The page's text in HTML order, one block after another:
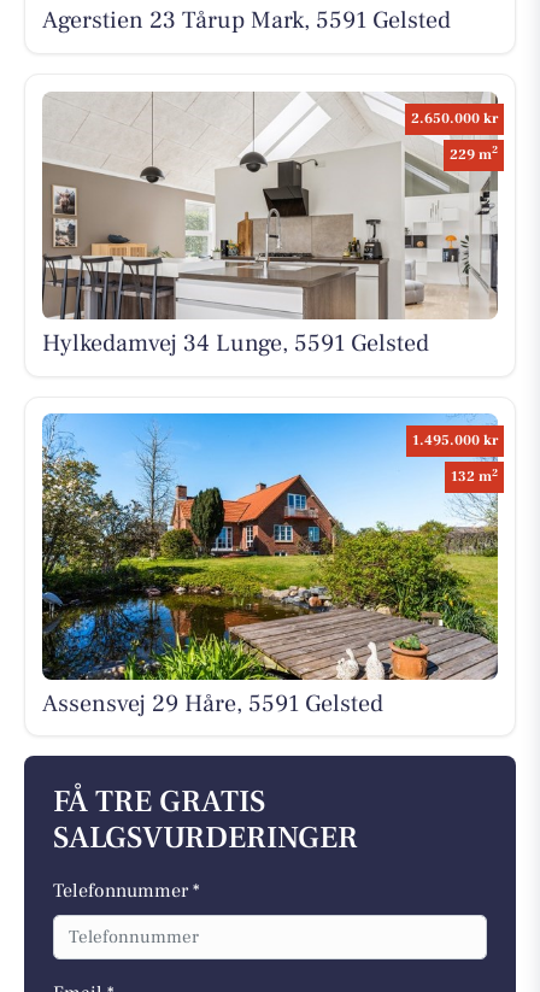
Agerstien 23 Tårup Mark, 5591 Gelsted
2.650.000 kr
229 m2
Hylkedamvej 34 Lunge, 5591 Gelsted
1.495.000 kr
132 m2
Assensvej 29 Håre, 5591 Gelsted
FÅ TRE GRATIS
SALGSVURDERINGER
Telefonnummer *